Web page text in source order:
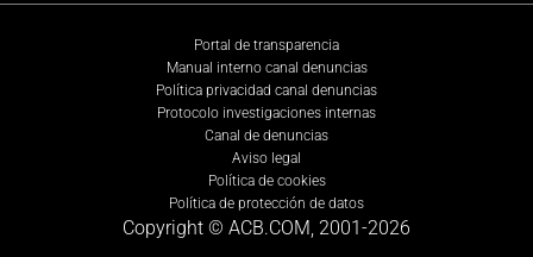
Portal de transparencia
Manual interno canal denuncias
Política privacidad canal denuncias
Protocolo investigaciones internas
Canal de denuncias
Aviso legal
Política de cookies
Política de protección de datos
Copyright © ACB.COM, 2001-2026